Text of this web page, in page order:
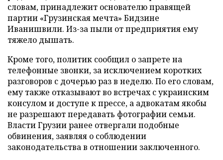
словам, принадлежит основателю правящей
партии «Грузинская мечта» Бидзине
Иванишвили. Из-за пыли от предприятия ему
тяжело дышать.
Кроме того, политик сообщил о запрете на
телефонные звонки, за исключением коротких
разговоров с дочерью раз в неделю. По его словам,
ему также отказывают во встречах с украинским
консулом и доступе к прессе, а адвокатам якобы
не разрешают передавать фотографии семьи.
Власти Грузии ранее отвергали подобные
обвинения, заявляя о соблюдении
законодательства в отношении заключенного.